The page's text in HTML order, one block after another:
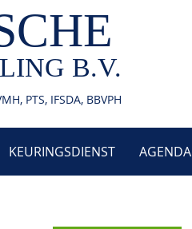
B.V.
PTS, IFSDA, BBVPH
KEURINGSDIENST AGENDA